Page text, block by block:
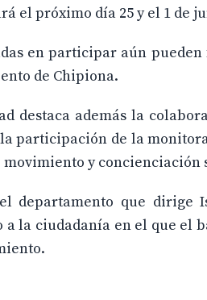
el próximo día 25 y el 1 de
en participar aún
de Chipiona.
destaca además la
la participación de la
y concienciación
departamento que dirige
la ciudadanía en el que el